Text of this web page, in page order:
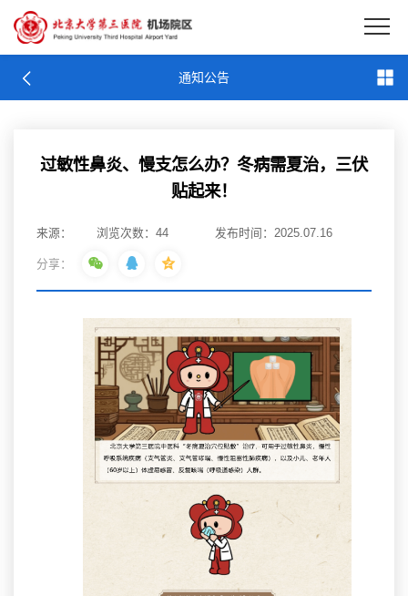
通知公告
通知公告
过敏性鼻炎、慢支怎么办？冬病需夏治，三伏
贴起来！
来源： 浏览次数： 44 发布时间：2025.07.16
分享：